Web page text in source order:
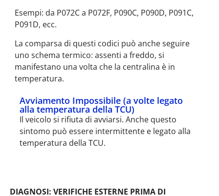
Esempi: da P072C a P072F, P090C, P090D, P091C,
P091D, ecc.
La comparsa di questi codici può anche seguire
uno schema termico: assenti a freddo, si
manifestano una volta che la centralina è in
temperatura.
Avviamento Impossibile (a volte legato
alla temperatura della TCU)
Il veicolo si rifiuta di avviarsi. Anche questo
sintomo può essere intermittente e legato alla
temperatura della TCU.
DIAGNOSI: VERIFICHE ESTERNE PRIMA DI